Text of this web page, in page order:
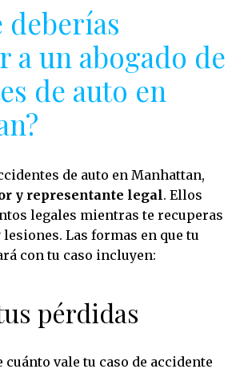
deberías
a un abogado de
de auto en
de auto en Manhattan,
y representante legal. Ellos
legales mientras te recuperas
lesiones. Las formas en que tu
con tu caso incluyen:
pérdidas
cuánto vale tu caso de accidente